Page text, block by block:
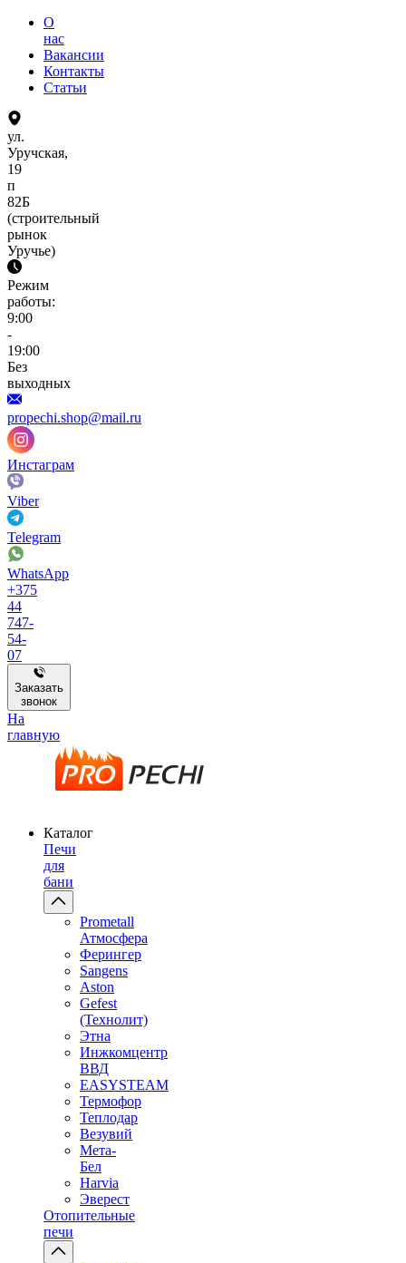
О
нас
Вакансии
Контакты
Статьи
ул.
Уручская,
19
п
82Б
(строительный
рынок
Уручье)
Режим
работы:
9:00
-
19:00
Без
выходных
propechi.shop@mail.ru
Инстаграм
Viber
Telegram
WhatsApp
+375
44
747-
54-
07
Заказать
звонок
На
главную
Каталог
Печи
для
бани
Prometall
Атмосфера
Ферингер
Sangens
Aston
Gefest
(Технолит)
Этна
Инжкомцентр
ВВД
EASYSTEAM
Термофор
Теплодар
Везувий
Мета-
Бел
Harvia
Эверест
Отопительные
печи